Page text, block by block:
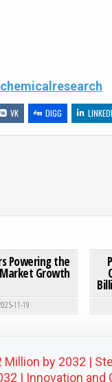
VK DIGG
Powering the
Growth
11-19
Million by 2032 |
| Innovation and